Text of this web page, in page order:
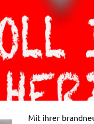
Mit ihrer